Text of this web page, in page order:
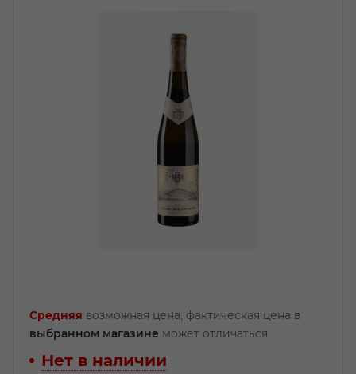
Средняя возможная цена, фактическая цена в
выбранном магазине может отличаться
Нет в наличии